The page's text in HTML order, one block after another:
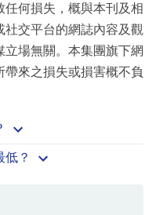
何損失，概與本刊及相
社交平台的網誌內容及觀
場無關。本集團旗下網
來之損失或損害概不負
低？